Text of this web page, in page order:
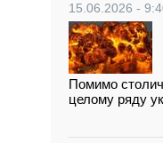
15.06.2026 -
Помимо
целому ряду